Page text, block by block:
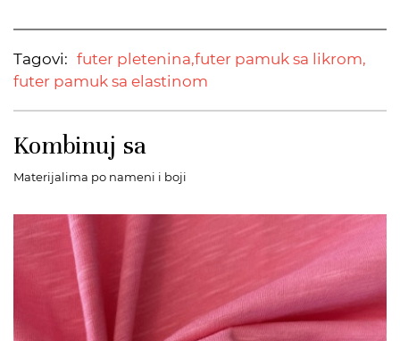
Tagovi: futer pletenina,futer pamuk sa likrom,
futer pamuk sa elastinom
Kombinuj sa
Materijalima po nameni i boji